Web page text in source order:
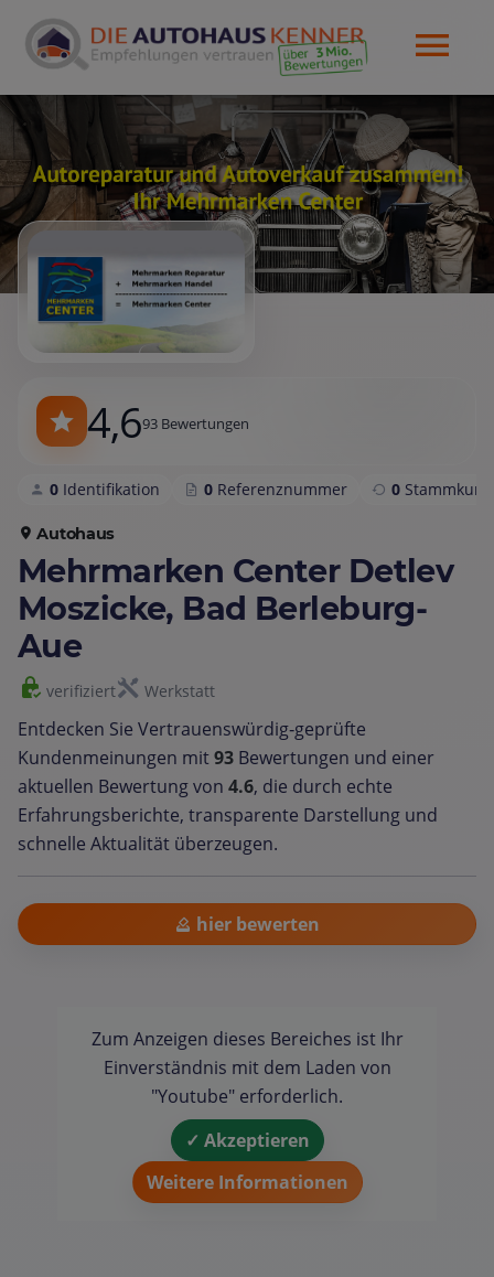
4,693 Bewertungen
0 Identifikation 0 Referenznummer 0
Autohaus
Mehrmarken Center Detlev
Moszicke, Bad Berleburg-
Aue
verifiziert Werkstatt
Entdecken Sie Vertrauenswürdig‑geprüfte
Kundenmeinungen mit93 Bewertungen und einer
aktuellen Bewertung von 4.6, die durch echte
Erfahrungsberichte, transparente Darstellung und
schnelle Aktualität überzeugen.
hier bewerten
Zum Anzeigen dieses Bereiches ist Ihr
Einverständnis mit dem Laden von
"Youtube" erforderlich.
✓ Akzeptieren
Weitere Informationen